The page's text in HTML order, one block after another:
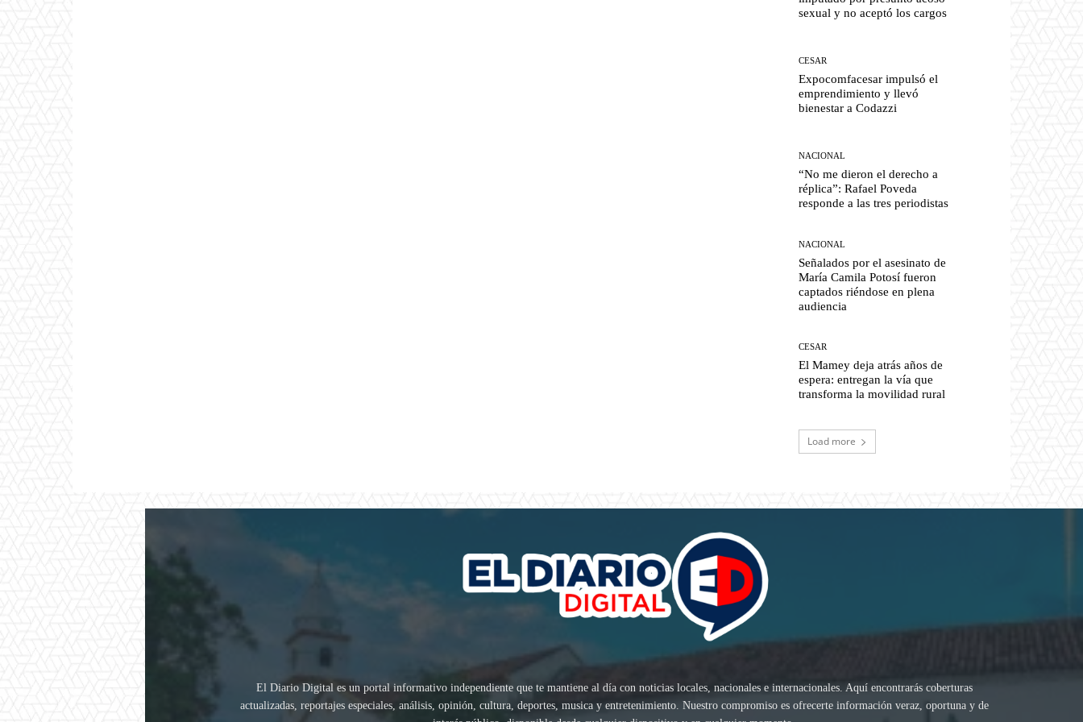
sexual y no aceptó los cargos
CESAR
Expocomfacesar impulsó el
emprendimiento y llevó
bienestar a Codazzi
NACIONAL
“No me dieron el derecho a
réplica”: Rafael Poveda
responde a las tres periodistas
NACIONAL
Señalados por el asesinato de
María Camila Potosí fueron
captados riéndose en plena
audiencia
CESAR
El Mamey deja atrás años de
espera: entregan la vía que
transforma la movilidad rural
Load more
El Diario Digital es un portal informativo independiente que te mantiene al día con noticias locales, nacionales e internacionales. Aquí encontrarás coberturas
actualizadas, reportajes especiales, análisis, opinión, cultura, deportes, musica y entretenimiento. Nuestro compromiso es ofrecerte información veraz, oportuna y de